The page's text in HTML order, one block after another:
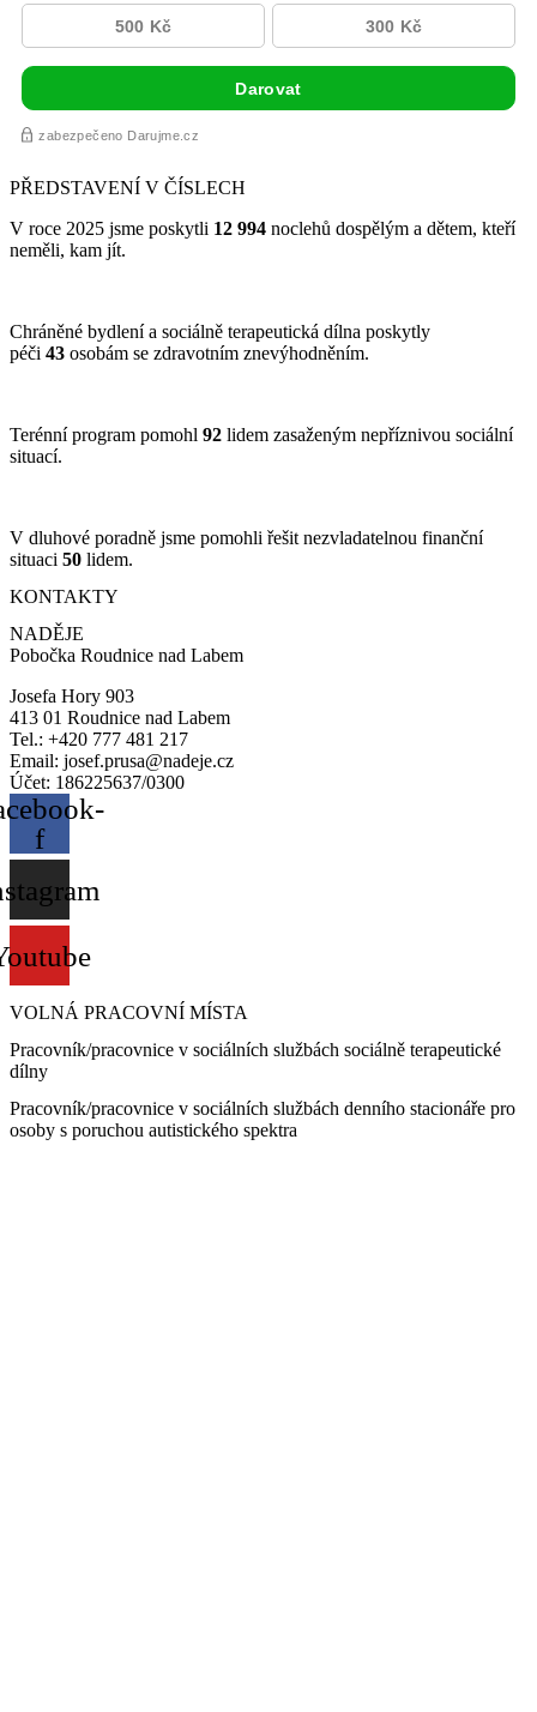
PŘEDSTAVENÍ V ČÍSLECH
V roce 2025 jsme poskytli 12 994 noclehů dospělým a dětem, kteří
neměli, kam jít.
Chráněné bydlení a sociálně terapeutická dílna poskytly
péči 43 osobám se zdravotním znevýhodněním.
Terénní program pomohl 92 lidem zasaženým nepříznivou sociální
situací.
V dluhové poradně jsme pomohli řešit nezvladatelnou finanční
situaci 50 lidem.
KONTAKTY
NADĚJE
Pobočka Roudnice nad Labem
Josefa Hory 903
413 01 Roudnice nad Labem
Tel.: +420 777 481 217
Email: josef.prusa@nadeje.cz
Účet: 186225637/0300
f
VOLNÁ PRACOVNÍ MÍSTA
Pracovník/pracovnice v sociálních službách sociálně terapeutické
dílny
Pracovník/pracovnice v sociálních službách denního stacionáře pro
osoby s poruchou autistického spektra